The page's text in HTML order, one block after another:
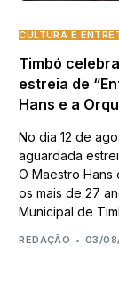
CULTURA E
Timbó
estreia de
Hans e a
No dia 12 de
aguardada
O Maestro Hans
os mais de 27
Municipal de
REDAÇÃO 03/